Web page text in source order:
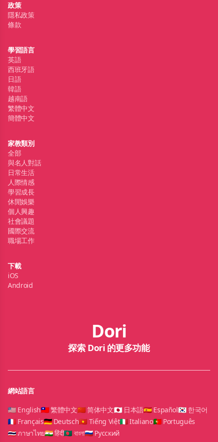
政策
隱私政策
條款
學習語言
英語
西班牙語
日語
韓語
越南語
繁體中文
簡體中文
家教類別
全部
與名人對話
日常生活
人際情感
學習成長
休閒娛樂
個人興趣
社會議題
國際交流
職場工作
下載
iOS
Android
Dori
探索 Dori 的更多功能
網站語言
🇺🇸 English🇹🇼 繁體中文🇨🇳 简体中文🇯🇵 日本語🇪🇸 Español🇰🇷 한국어
🇫🇷 Français🇩🇪 Deutsch🇻🇳 Tiếng Việt🇮🇹 Italiano🇵🇹 Português
🇹🇭 ภาษาไทย🇮🇳 हिंदी🇧🇩 বাংলা🇷🇺 Русский